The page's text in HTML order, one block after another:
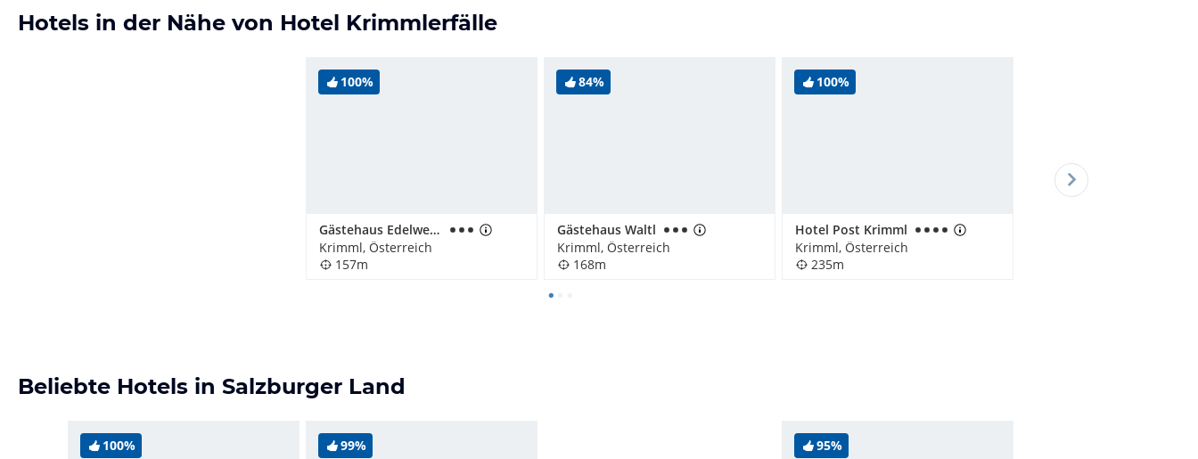
Hotels in der Nähe von Hotel Krimmlerfälle
100%
Gästehaus Edelweiss
Krimml, Österreich
157m
84%
Gästehaus Waltl
Krimml, Österreich
168m
100%
Hotel Post Krimml
Krimml, Österreich
235m
Beliebte Hotels in Salzburger Land
100% 99% 95%